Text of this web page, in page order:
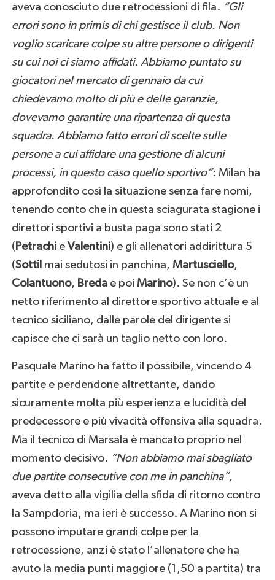
aveva conosciuto due retrocessioni di fila. “Gli
errori sono in primis di chi gestisce il club. Non
voglio scaricare colpe su altre persone o dirigenti
su cui noi ci siamo affidati. Abbiamo puntato su
giocatori nel mercato di gennaio da cui
chiedevamo molto di più e delle garanzie,
dovevamo garantire una ripartenza di questa
squadra. Abbiamo fatto errori di scelte sulle
persone a cui affidare una gestione di alcuni
processi, in questo caso quello sportivo”: Milan ha
approfondito così la situazione senza fare nomi,
tenendo conto che in questa sciagurata stagione i
direttori sportivi a busta paga sono stati 2
( Petrachie Valentini) e gli allenatori addirittura 5
(Sottil mai sedutosi in panchina, Martusciello,
Colantuono, Bredae poi Marino). Se non c’è un
netto riferimento al direttore sportivo attuale e al
tecnico siciliano, dalle parole del dirigente si
capisce che ci sarà un taglio netto con loro.
Pasquale Marino ha fatto il possibile, vincendo 4
partite e perdendone altrettante, dando
sicuramente molta più esperienza e lucidità del
predecessore e più vivacità offensiva alla squadra.
Ma il tecnico di Marsala è mancato proprio nel
momento decisivo. “Non abbiamo mai sbagliato
due partite consecutive con me in panchina”,
aveva detto alla vigilia della sfida di ritorno contro
la Sampdoria, ma ieri è successo. A Marino non si
possono imputare grandi colpe per la
retrocessione, anzi è stato l’allenatore che ha
avuto la media punti maggiore (1,50 a partita) tra